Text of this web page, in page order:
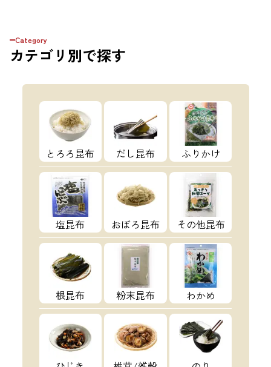
Category
カテゴリ 別で探す
とろろ昆布 だし昆布 ふりかけ
塩昆布 おぼろ昆布 その他昆布
根昆布 粉末昆布 わかめ